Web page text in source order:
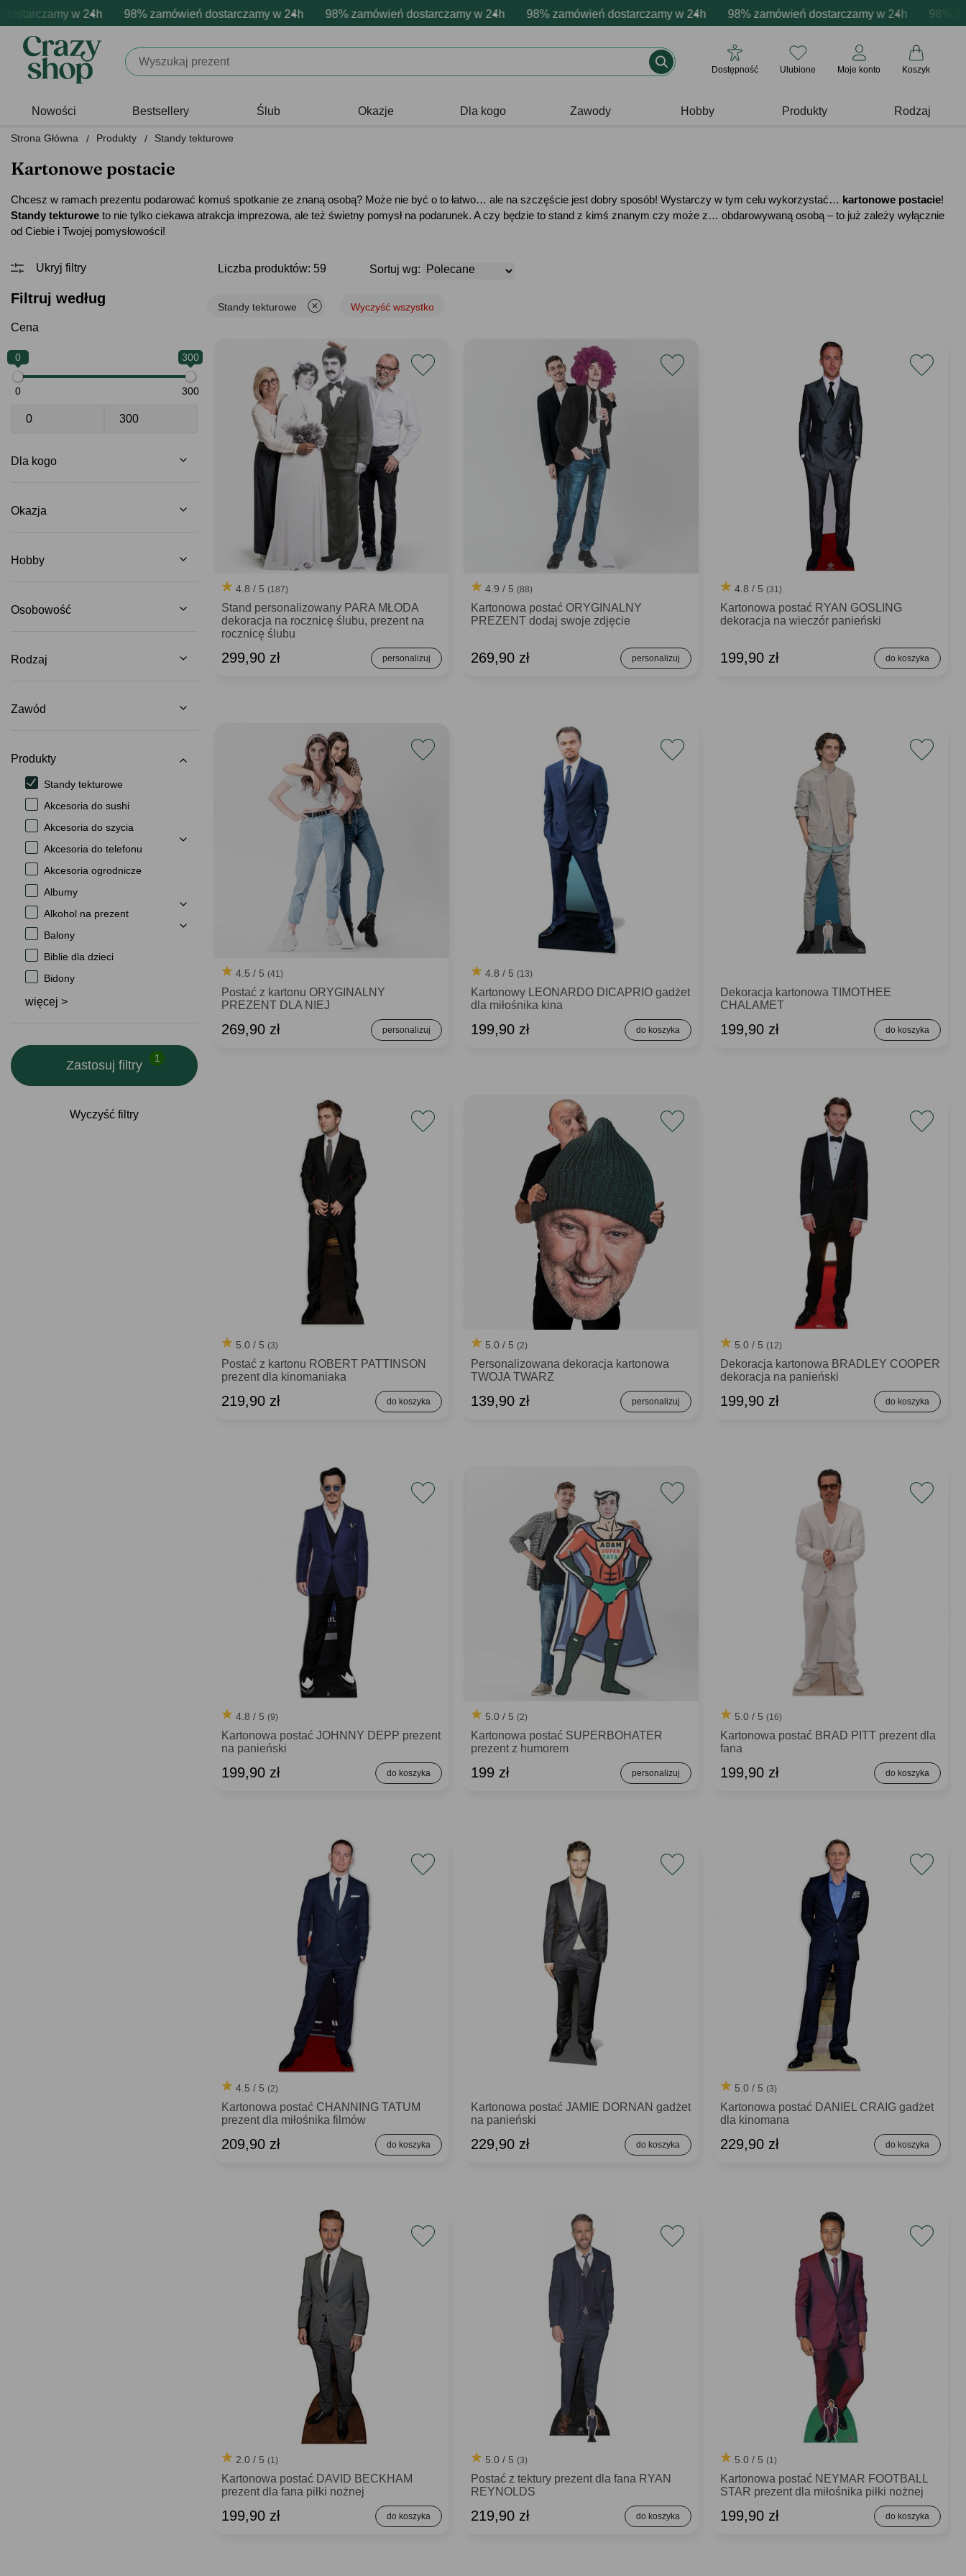
w 24h 98% zamówień dostarczamy w 24h 98% zamówień dostarczamy w 24h 98% zamówień dostarczamy w 24h 98% zamówień dostarczamy w 24h 98%
personalizacja produktów Profesjonalna i darmowa personalizacja produktów Profesjonalna i darmowa personalizacja produktów Profesjonalna i darmowa personalizacja
emocje - zawsze udane prezenty Prezentujemy pozytywne emocje - zawsze udane prezenty Prezentujemy pozytywne emocje - zawsze udane prezenty Prezentujemy
Dostępność Ulubione Moje konto Koszyk
Nowości Bestsellery Ślub Okazje Dla kogo Zawody Hobby Produkty Rodzaj
Strona Główna Produkty Standy tekturowe
Kartonowe postacie
Chcesz w ramach prezentu podarować komuś spotkanie ze znaną osobą? Może nie być o to łatwo… ale na szczęście jest dobry sposób! Wystarczy w tym celu wykorzystać… kartonowe postacie!
Standy tekturowe to nie tylko ciekawa atrakcja imprezowa, ale też świetny pomysł na podarunek. A czy będzie to stand z kimś znanym czy może z… obdarowywaną osobą – to już zależy wyłącznie
od Ciebie i Twojej pomysłowości!
Liczba produktów: 59 Sortuj wg:
Filtruj według
Cena
0 300
0 300
Dla kogo
Okazja
Hobby
Osobowość
Rodzaj
Zawód
Produkty
Standy tekturowe
Akcesoria do sushi
Akcesoria do szycia
Akcesoria do telefonu
Akcesoria ogrodnicze
Albumy
Alkohol na prezent
Balony
Biblie dla dzieci
Bidony
więcej >
Zastosuj filtry
Wyczyść filtry
Standy tekturowe Wyczyść wszystko
4.8 / 5(187)
Stand personalizowany PARA MŁODA
dekoracja na rocznicę ślubu, prezent na
rocznicę ślubu
299,90 zł
4.9 / 5 (88)
Kartonowa postać ORYGINALNY
PREZENT dodaj swoje zdjęcie
269,90 zł
4.8 / 5 (31)
Kartonowa postać RYAN GOSLING
dekoracja na wieczór panieński
199,90 zł
4.5 / 5(41)
Postać z kartonu ORYGINALNY
PREZENT DLA NIEJ
269,90 zł
4.8 / 5 (13)
Kartonowy LEONARDO DICAPRIO gadżet
dla miłośnika kina
199,90 zł
Dekoracja kartonowa TIMOTHEE
CHALAMET
199,90 zł
5.0 / 5(3)
Postać z kartonu ROBERT PATTINSON
prezent dla kinomaniaka
219,90 zł
5.0 / 5 (2)
Personalizowana dekoracja kartonowa
TWOJA TWARZ
139,90 zł
5.0 / 5 (12)
Dekoracja kartonowa BRADLEY COOPER
dekoracja na panieński
199,90 zł
4.8 / 5(9)
Kartonowa postać JOHNNY DEPP prezent
na panieński
199,90 zł
5.0 / 5 (2)
Kartonowa postać SUPERBOHATER
prezent z humorem
199 zł
5.0 / 5 (16)
Kartonowa postać BRAD PITT prezent dla
fana
199,90 zł
4.5 / 5(2)
Kartonowa postać CHANNING TATUM
prezent dla miłośnika filmów
209,90 zł
Kartonowa postać JAMIE DORNAN gadżet
na panieński
229,90 zł
5.0 / 5 (3)
Kartonowa postać DANIEL CRAIG gadżet
dla kinomana
229,90 zł
2.0 / 5(1)
Kartonowa postać DAVID BECKHAM
prezent dla fana piłki nożnej
199,90 zł
5.0 / 5 (3)
Postać z tektury prezent dla fana RYAN
REYNOLDS
219,90 zł
5.0 / 5 (1)
Kartonowa postać NEYMAR FOOTBALL
STAR prezent dla miłośnika piłki nożnej
199,90 zł